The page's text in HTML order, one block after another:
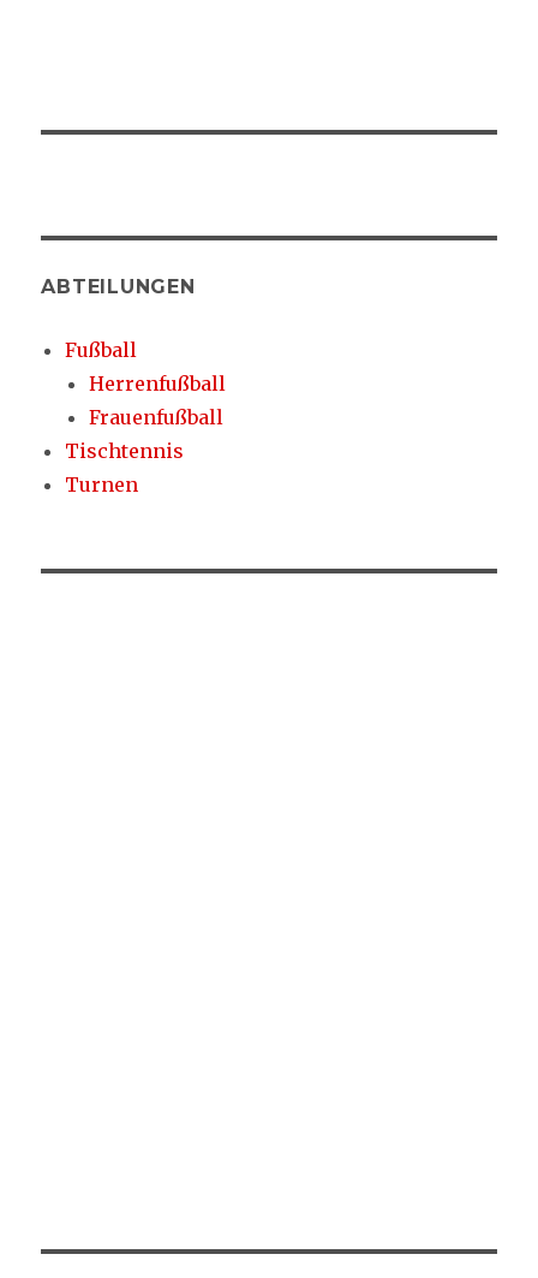
ABTEILUNGEN
Fußball
Herrenfußball
Frauenfußball
Tischtennis
Turnen